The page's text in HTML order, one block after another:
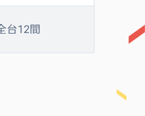
台12間